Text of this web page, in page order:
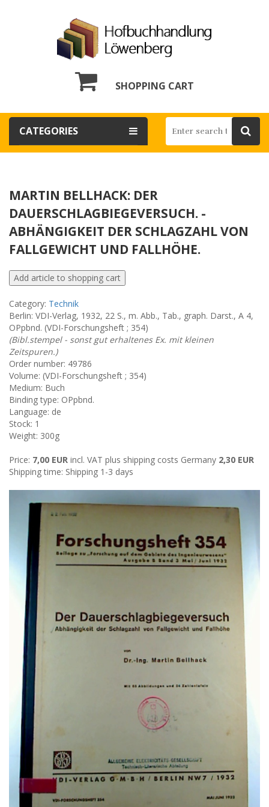
SHOPPING CART
CATEGORIES
MARTIN BELLHACK: DER
DAUERSCHLAGBIEGEVERSUCH. -
ABHÄNGIGKEIT DER SCHLAGZAHL VON
FALLGEWICHT UND FALLHÖHE.
Category: Technik
Berlin: VDI-Verlag, 1932, 22 S., m. Abb., Tab., graph. Darst., A 4,
OPpbnd. (VDI-Forschungsheft ; 354)
(Bibl.stempel - sonst gut erhaltenes Ex. mit kleinen
Zeitspuren.)
Order number: 49786
Volume: (VDI-Forschungsheft ; 354)
Medium: Buch
Binding type: OPpbnd.
Language: de
Stock: 1
Weight: 300g
Price: 7,00 EUR incl. VAT plus shipping costs Germany 2,30 EUR
Shipping time: Shipping 1-3 days